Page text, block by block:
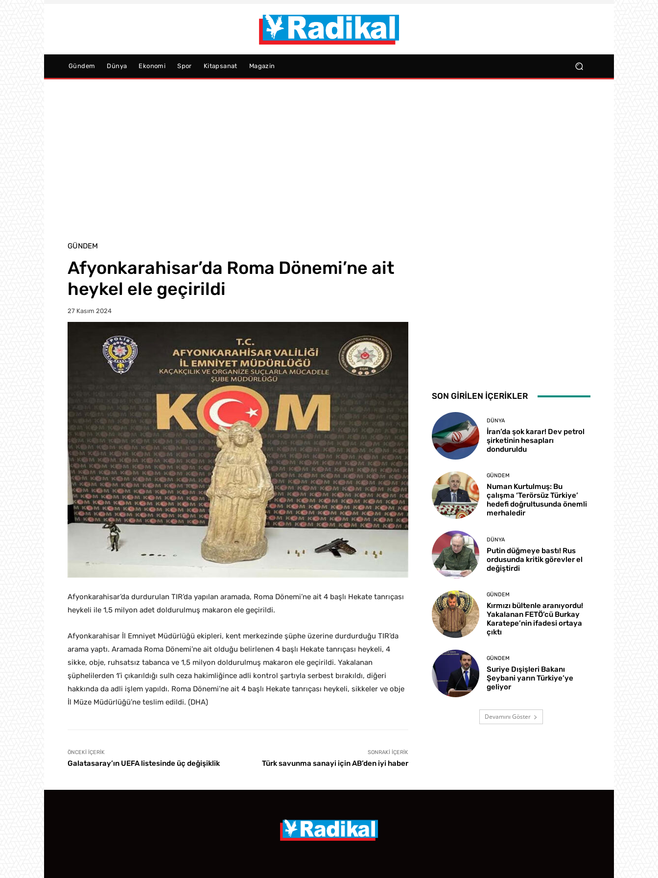
Gündem Dünya Ekonomi Spor Kitapsanat Magazin
GÜNDEM
Afyonkarahisar’da Roma Dönemi’ne ait
heykel ele geçirildi
27 Kasım 2024
Afyonkarahisar’da durdurulan TIR’da yapılan aramada, Roma Dönemi’ne ait 4 başlı Hekate tanrıçası
heykeli ile 1,5 milyon adet doldurulmuş makaron ele geçirildi.
Afyonkarahisar İl Emniyet Müdürlüğü ekipleri, kent merkezinde şüphe üzerine durdurduğu TIR’da
arama yaptı. Aramada Roma Dönemi’ne ait olduğu belirlenen 4 başlı Hekate tanrıçası heykeli, 4
sikke, obje, ruhsatsız tabanca ve 1,5 milyon doldurulmuş makaron ele geçirildi. Yakalanan
şüphelilerden 1’i çıkarıldığı sulh ceza hakimliğince adli kontrol şartıyla serbest bırakıldı, diğeri
hakkında da adli işlem yapıldı. Roma Dönemi’ne ait 4 başlı Hekate tanrıçası heykeli, sikkeler ve obje
İl Müze Müdürlüğü’ne teslim edildi. (DHA)
ÖNCEKI İÇERIK
Galatasaray’ın UEFA listesinde üç değişiklik
SONRAKI İÇERIK
Türk savunma sanayi için AB’den iyi haber
SON GİRİLEN İÇERİKLER
DÜNYA
İran’da şok karar! Dev petrol
şirketinin hesapları
donduruldu
GÜNDEM
Numan Kurtulmuş: Bu
çalışma ‘Terörsüz Türkiye’
hedefi doğrultusunda önemli
merhaledir
DÜNYA
Putin düğmeye bastı! Rus
ordusunda kritik görevler el
değiştirdi
GÜNDEM
Kırmızı bültenle aranıyordu!
Yakalanan FETÖ’cü Burkay
Karatepe’nin ifadesi ortaya
çıktı
GÜNDEM
Suriye Dışişleri Bakanı
Şeybani yarın Türkiye’ye
geliyor
Devamını Göster